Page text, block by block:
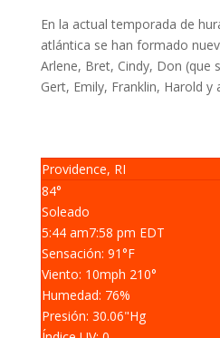
En la actual temporada de
atlántica se han formado
Arlene, Bret, Cindy, Don (que
Gert, Emily, Franklin, Harold y
Providence, RI
84°
Soleado
5:44 am7:58 pm EDT
Sensación: 91°F
Viento: 10mph 210°
Humedad: 76%
Presión: 30.06"Hg